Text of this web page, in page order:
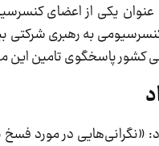
عنوان یکی از اعضای
کنسرسیومی به رهبری
«نگرانی‌هایی در مورد